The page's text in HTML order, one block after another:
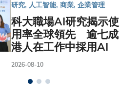
研究, 人工智能, 商業, 企業管理
科大職場AI研究揭示使
用率全球領先 逾七成
港人在工作中採用AI
2026-08-10